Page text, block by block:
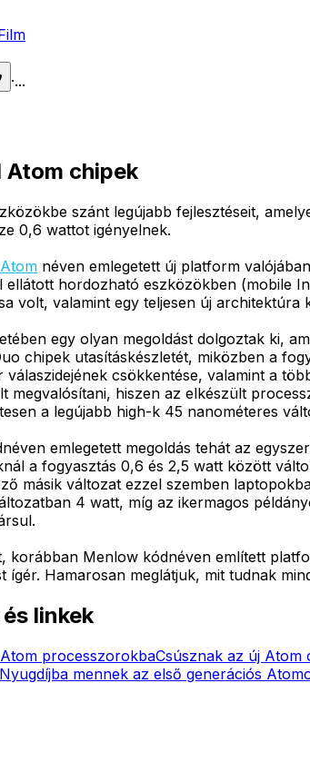
·...
chipek
szánt legújabb fejlesztéseit,
0,6 wattot igényelnek.
néven emlegetett új platform
ellátott hordozható eszközökben (mobile
volt, valamint egy teljesen új
egy olyan megoldást dolgoztak ki,
chipek utasításkészletét, miközben a
csökkentése, valamint a
megvalósítani, hiszen az elkészült
a legújabb high-k 45 nanométeres
emlegetett megoldás tehát az
a fogyasztás 0,6 és 2,5 watt között
másik változat ezzel szemben
4 watt, míg az ikermagos
korábban Menlow kódnéven említett
ígér. Hamarosan meglátjuk, mit tudnak
linkek
processzorokbaCsúsznak az új Atom
Nyugdíjba mennek az első generációs